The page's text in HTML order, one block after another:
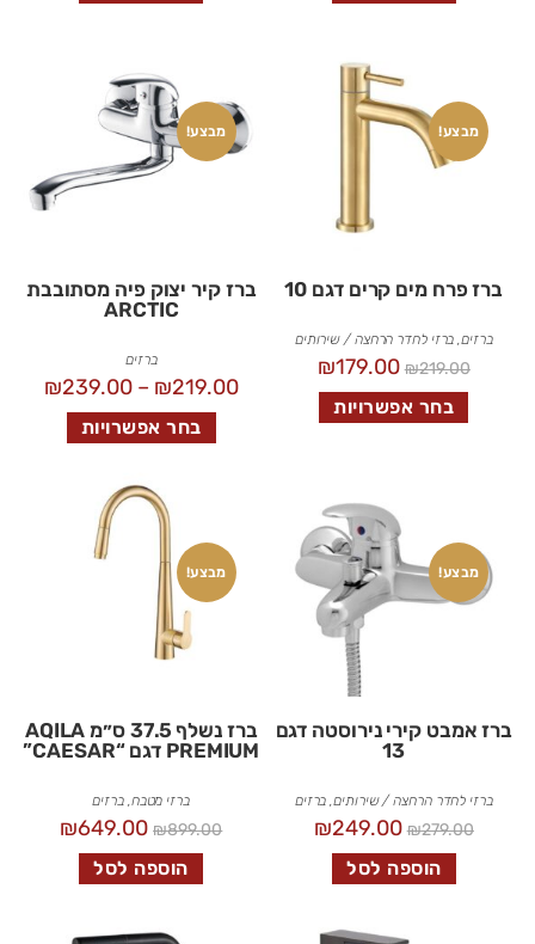
מבצע!
ברז פרח מים קרים דגם 10
ברזים, ברזי לחדר הרחצה / שירותים
₪219.00
₪179.00
בחר אפשרויות
מבצע!
ברז קיר יצוק פיה מסתובבת
ARCTIC
ברזים
₪219.00
–
₪239.00
בחר אפשרויות
מבצע!
ברז אמבט קירי נירוסטה דגם
13
ברזי לחדר הרחצה / שירותים, ברזים
₪279.00
₪249.00
הוספה לסל
מבצע!
ברז נשלף 37.5 ס״מ AQILA
PREMIUM דגם “CAESAR”
ברזי מטבח ,ברזים
₪899.00
₪649.00
הוספה לסל